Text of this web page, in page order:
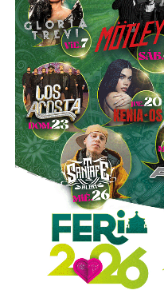
mejor servicio, mientras
opción que considere
La titular de la SCT
el procedimiento
obligaciones previstas en
prestar el servicio de
También lee:Ya es oficial:
de transporte de la